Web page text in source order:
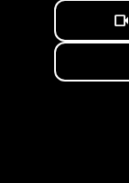
videocam